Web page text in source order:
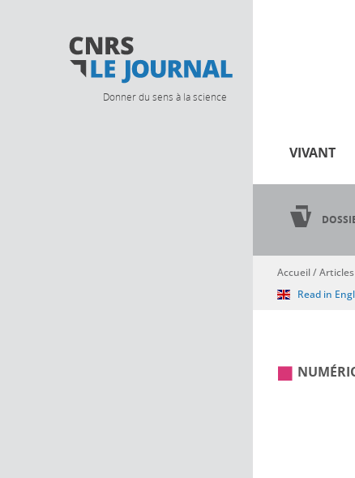
Donner du sens à la science
VIVANT
Vous êtes ici
Accueil/Articles
Read in